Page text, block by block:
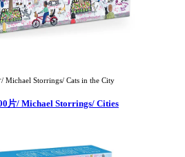
Michael Storrings/ Cats in the City
片/ Michael Storrings/ Cities